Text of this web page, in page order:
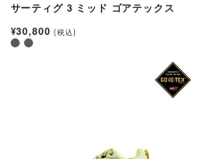
サーティグ 3 ミッド ゴアテックス
¥30,800(税込)